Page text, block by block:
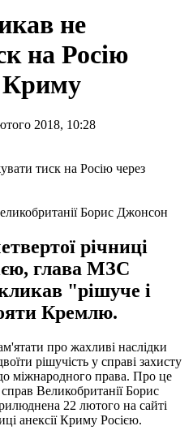
не
на Росію
Криму
2018, 10:28
Борис Джонсон
річниці
глава МЗС
"рішуче і
Кремлю.
про жахливі наслідки
рішучість у справі захисту
міжнародного права. Про це
Великобританії Борис
22 лютого на сайті
анексії Криму Росією.